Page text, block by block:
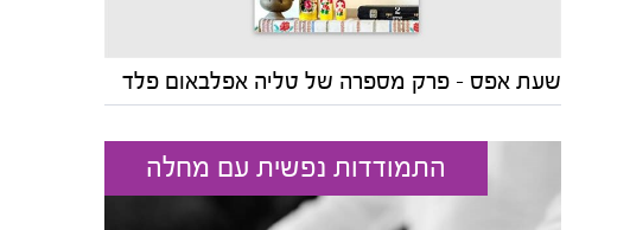
שעת אפס - פרק מספרה של טליה אפלבאום פלד
התמודדות נפשית עם מחלה